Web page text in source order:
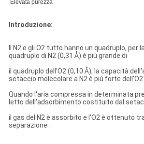
Elevata purezza
Introduzione:
Il N2 e gli O2 tutto hanno un quadruplo, per
quadruplo di N2 (0,31 Å) è più grande di
il quadruplo dell'O2 (0,10 Å), la capacità
setaccio molecolare a N2 è più forte dell'O2.
Quando l'aria compressa in determinata
letto dell'adsorbimento costituito dal
il gas del N2 è assorbito e l'O2 è ottenuto
separazione.